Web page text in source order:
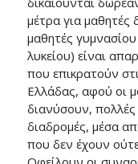
μέτρα για μαθητές
μαθητές
λυκείου) είναι
που επικρατούν
Ελλάδας, αφού οι
διανύσουν, πολλές
διαδρομές, μέσα
που δεν έχουν